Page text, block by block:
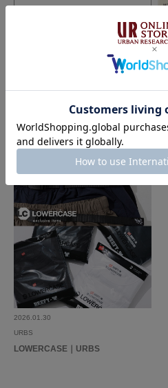
A.PRESSE｜URBS
2026.01.30
URBS
LOWERCASE｜URBS